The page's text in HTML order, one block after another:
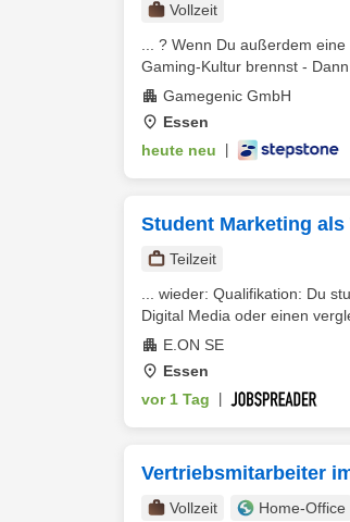
Vollzeit
... ? Wenn Du außerdem
Gaming-Kultur brennst -
Gamegenic GmbH
Essen
heute neu
Student Marketing
Teilzeit
... wieder: Qualifikation: Du
Digital Media oder einen
E.ON SE
Essen
vor 1 Tag
Vertriebsmitarbeiter
Vollzeit
Home-Office